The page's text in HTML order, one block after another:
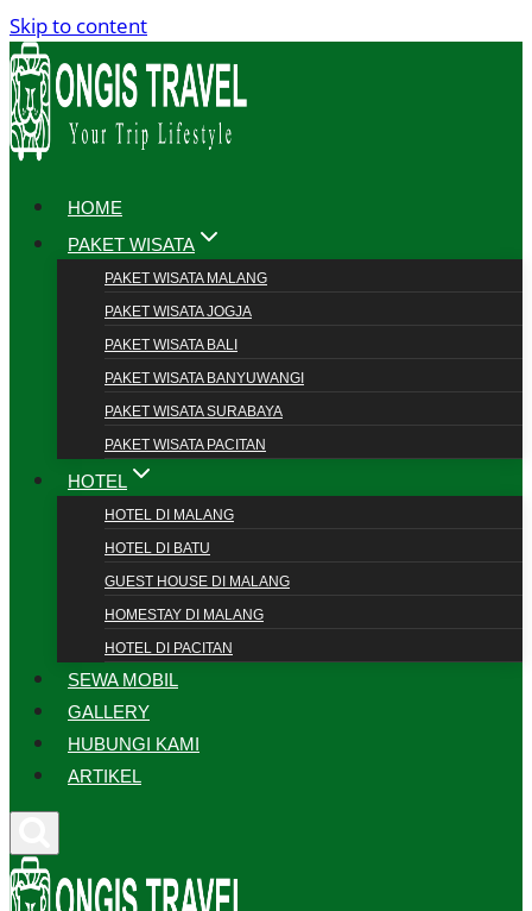
Skip to content
HOME
PAKET WISATA
PAKET WISATA MALANG
PAKET WISATA JOGJA
PAKET WISATA BALI
PAKET WISATA BANYUWANGI
PAKET WISATA SURABAYA
PAKET WISATA PACITAN
HOTEL
HOTEL DI MALANG
HOTEL DI BATU
GUEST HOUSE DI MALANG
HOMESTAY DI MALANG
HOTEL DI PACITAN
SEWA MOBIL
GALLERY
HUBUNGI KAMI
ARTIKEL